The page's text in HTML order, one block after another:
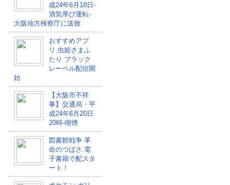
成24年6月18日-
酒気帯び運転-
大阪地方検察庁に送致
おすすめアプ
リ.虫姫さまふ
たり ブラック
レーベル配信開
始
【大阪市不祥
事】交通局・平
成24年6月20日
20時-喫煙
図書館戦争 革
命のつばさ.電
子書籍で配スタ
ート！